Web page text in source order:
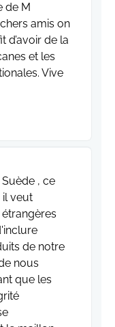
de M
amis on
d’avoir de la
et les
Vive
, ce
il veut
de notre
nous
que les